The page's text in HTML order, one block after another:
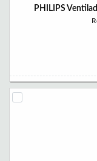
PHILIPS